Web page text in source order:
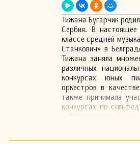
Тижана Бугарчик
Сербия. В
классе средней
Станкович» в
Тижана заняла
различных
конкурсах юных
оркестров в
также принимала
конкурсах по
Помимо учебной